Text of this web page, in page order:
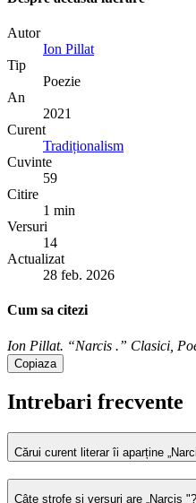
Autor
Ion Pillat
Tip
Poezie
An
2021
Curent
Tradiționalism
Cuvinte
59
Citire
1 min
Versuri
14
Actualizat
28 feb. 2026
Cum sa citezi
Ion Pillat. “Narcis .” Clasici,
Copiaza
Intrebari frecvente
Cărui curent literar îi aparține
Câte strofe și versuri are „Narcis "?